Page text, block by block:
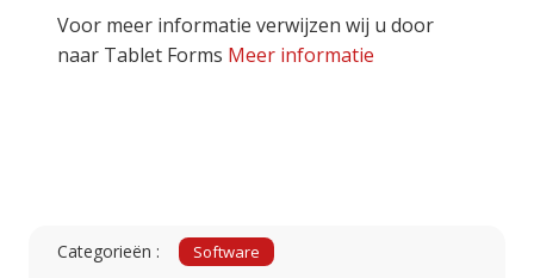
Voor meer informatie verwijzen wij u door
naar Tablet Forms Meer informatie
Categorieën : Software